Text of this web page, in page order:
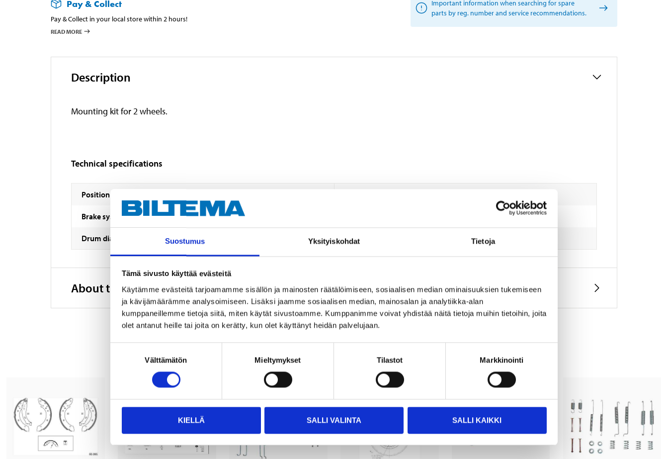
Suostumus Yksityiskohdat Tietoja
Tämä sivusto käyttää evästeitä
Käytämme evästeitä tarjoamamme sisällön ja mainosten räätälöimiseen, sosiaalisen median ominaisuuksien tukemiseen
ja kävijämäärämme analysoimiseen. Lisäksi jaamme sosiaalisen median, mainosalan ja analytiikka-alan
kumppaneillemme tietoja siitä, miten käytät sivustoamme. Kumppanimme voivat yhdistää näitä tietoja muihin tietoihin, joita
olet antanut heille tai joita on kerätty, kun olet käyttänyt heidän palvelujaan.
Välttämätön Mieltymykset Tilastot Markkinointi
KIELLÄ SALLI VALINTA SALLI KAIKKI
Pay & Collect
Pay & Collect in your local store within 2 hours!
READ MORE
Important information when searching for spare
parts by reg. number and service recommendations.
Description
Mounting kit for 2 wheels.
Technical specifications
Position
Brake system
Drum diameter 228 x 40 mm
About the manufacturer
Other customers also bought